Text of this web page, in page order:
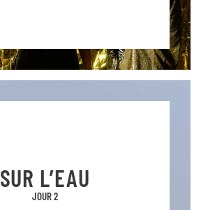
SUR L’EAU
JOUR 2